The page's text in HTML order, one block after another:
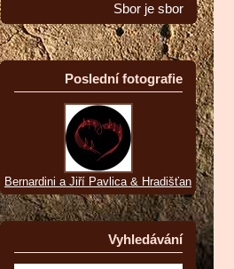
Sbor je sbor
Poslední fotografie
Bernardini a Jiří Pavlica & Hradišťan
Vyhledávání